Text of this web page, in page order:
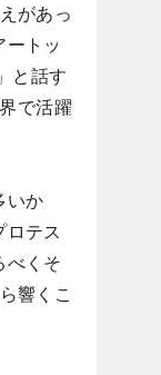
があっ
ートッ
と話す
で活躍
いか
ロテス
べくそ
響くこ